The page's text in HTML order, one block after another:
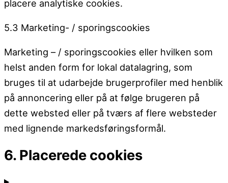
placere analytiske cookies.
5.3 Marketing- / sporingscookies
Marketing – / sporingscookies eller hvilken som
helst anden form for lokal datalagring, som
bruges til at udarbejde brugerprofiler med henblik
på annoncering eller på at følge brugeren på
dette websted eller på tværs af flere websteder
med lignende markedsføringsformål.
6. Placerede cookies